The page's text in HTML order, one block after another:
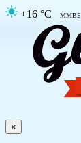
+16 °C ММВБ
×